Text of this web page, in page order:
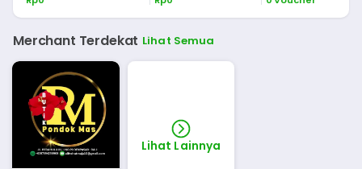
Merchant Terdekat Lihat Semua
Lihat Lainnya